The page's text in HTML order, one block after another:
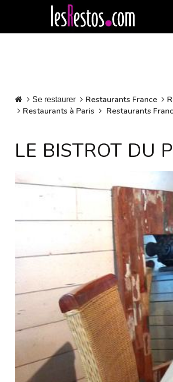
Se restaurer Restaurants France
Restaurants à Paris
Restaurants
LE BISTROT DU